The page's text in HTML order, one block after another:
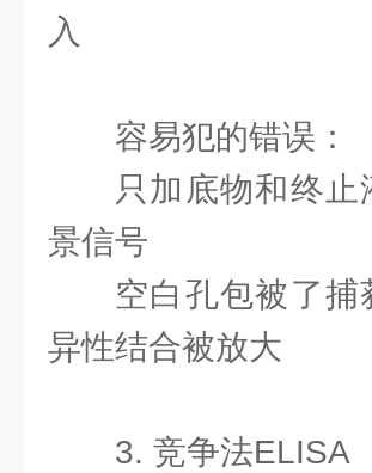
入
容易犯的错误：
只加底物和终
景信号
空白孔包被了
异性结合被放大
3. 竞争法ELISA